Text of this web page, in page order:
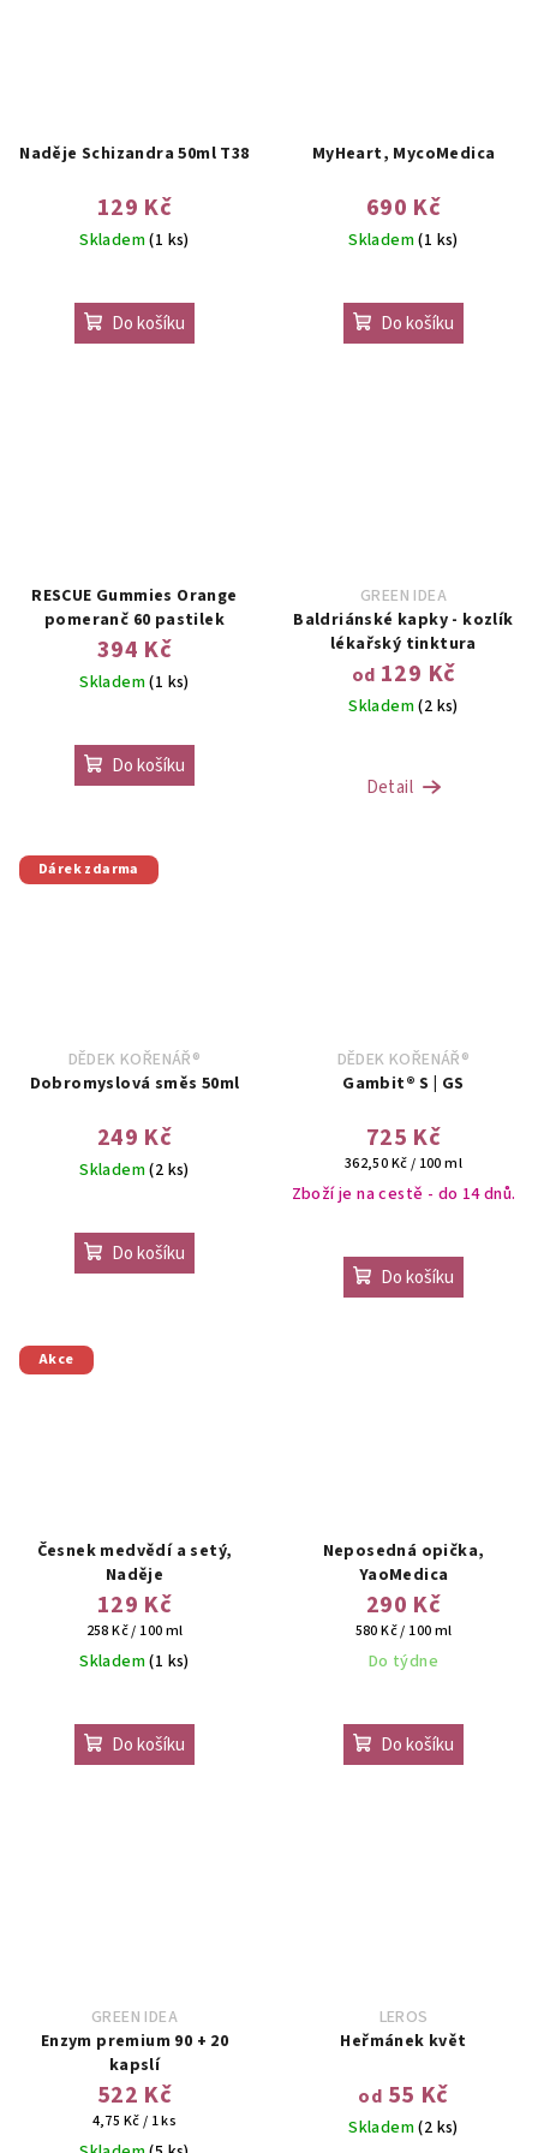
Naděje Schizandra 50ml T38
129 Kč
Skladem(1 ks)
Do košíku
MyHeart, MycoMedica
690 Kč
Skladem(1 ks)
Do košíku
RESCUE Gummies Orange
pomeranč 60 pastilek
394 Kč
Skladem(1 ks)
Do košíku
GREEN IDEA
Baldriánské kapky - kozlík
lékařský tinktura
od 129 Kč
Skladem(2 ks)
Detail
Dárek zdarma
DĚDEK KOŘENÁŘ®
Dobromyslová směs 50ml
249 Kč
Skladem(2 ks)
Do košíku
DĚDEK KOŘENÁŘ®
Gambit® S | GS
725 Kč
Měrná
cena:
362,50 Kč / 100 ml
Zboží je na cestě - do 14 dnů.
Do košíku
Akce
Česnek medvědí a setý,
Naděje
129 Kč
Měrná
cena:
258 Kč / 100 ml
Skladem(1 ks)
Do košíku
Neposedná opička,
YaoMedica
290 Kč
Měrná
cena:
580 Kč / 100 ml
Do týdne
Do košíku
GREEN IDEA
Enzym premium 90 + 20
kapslí
522 Kč
Měrná
cena:
4,75 Kč / 1 ks
LEROS
Heřmánek květ
od 55 Kč
Skladem(2 ks)